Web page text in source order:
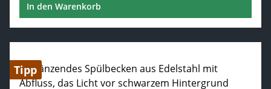
In den Warenkorb
Tipp